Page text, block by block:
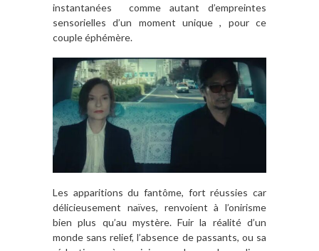
instantanées comme autant d’empreintes
sensorielles d’un moment unique , pour ce
couple éphémère.
Les apparitions du fantôme, fort réussies car
délicieusement naïves, renvoient à l’onirisme
bien plus qu’au mystère. Fuir la réalité d’un
monde sans relief, l’absence de passants, ou sa